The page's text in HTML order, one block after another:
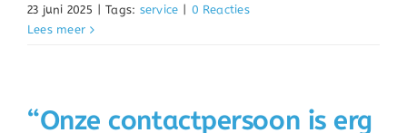
23 juni 2025 | Tags: service | 0 Reacties
Lees meer
“Onze contactpersoon is erg